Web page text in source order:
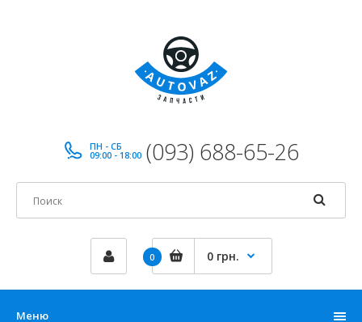
ПН - СБ
09:00 - 18:00 (093) 688-65-26
0 0 грн.
Меню